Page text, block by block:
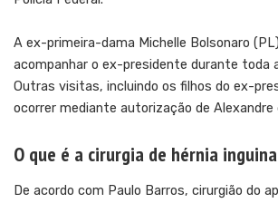
A ex-primeira-dama Michelle Bolsonaro
acompanhar o ex-presidente durante toda
Outras visitas, incluindo os filhos do ex-
ocorrer mediante autorização de Alexandre
O que é a cirurgia de hérnia
De acordo com Paulo Barros, cirurgião do